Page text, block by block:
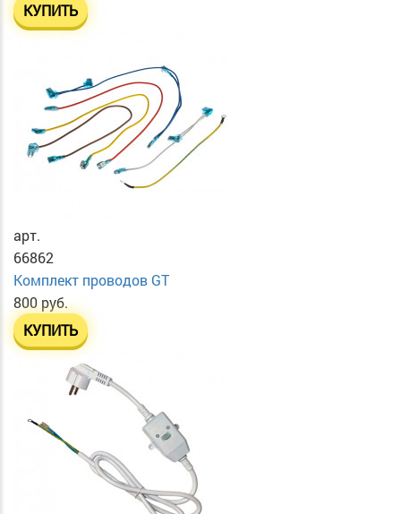
КУПИТЬ
арт.
66862
Комплект проводов GT
800 руб.
КУПИТЬ